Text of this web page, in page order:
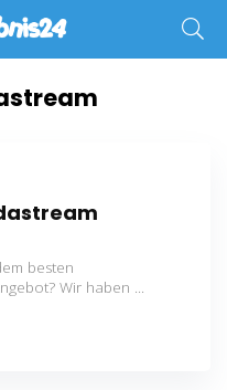
besten
Wir haben ...